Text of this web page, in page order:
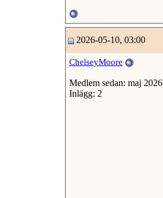
2026-05-10, 03:00
ChelseyMoore
Medlem sedan: maj 2026
Inlägg: 2